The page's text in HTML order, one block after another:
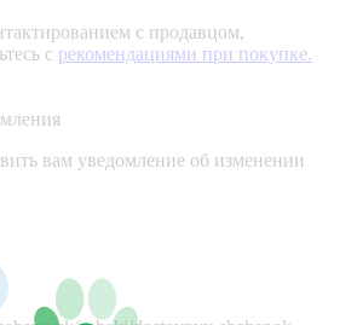
с продавцом,
с рекомендациями при покупке.
вам уведомление об изменении